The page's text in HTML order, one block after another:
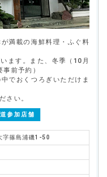
満載の海鮮料理・ふぐ料
ます。また、冬季（10月
前予約）
でおくつろぎいただけま
さい。
参加店舗
字篠島浦磯1-50